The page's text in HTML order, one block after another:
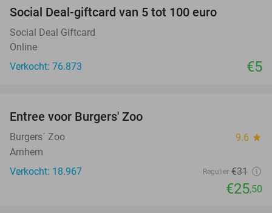
Social Deal-giftcard van 5 tot 100 euro
Social Deal Giftcard
Online
Verkocht: 76.873
€5
Entree voor Burgers' Zoo
Burgers´ Zoo 9.6 star
Arnhem
Verkocht: 18.967
Regulier €31
€25,50